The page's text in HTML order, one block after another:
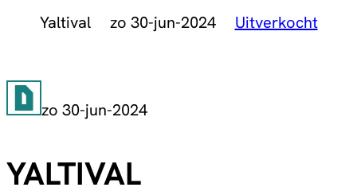
Yaltival zo 30-jun-2024 Uitverkocht
zo 30-jun-2024
YALTIVAL